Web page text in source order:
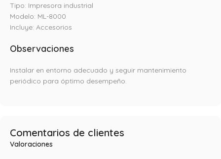
Tipo: Impresora industrial
Modelo: ML-8000
Incluye: Accesorios
Observaciones
Instalar en entorno adecuado y seguir mantenimiento
periódico para óptimo desempeño.
Comentarios de clientes
Valoraciones